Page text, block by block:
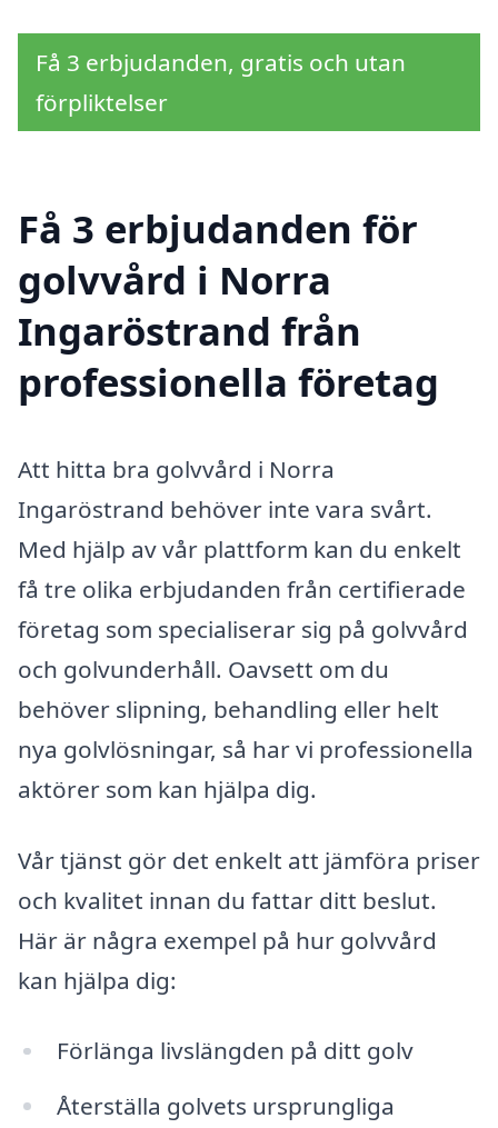
Få 3 erbjudanden, gratis och utan
förpliktelser
Få 3 erbjudanden för
golvvård i Norra
Ingaröstrand från
professionella företag
Att hitta bra golvvård i Norra
Ingaröstrand behöver inte vara svårt.
Med hjälp av vår plattform kan du enkelt
få tre olika erbjudanden från certifierade
företag som specialiserar sig på golvvård
och golvunderhåll. Oavsett om du
behöver slipning, behandling eller helt
nya golvlösningar, så har vi professionella
aktörer som kan hjälpa dig.
Vår tjänst gör det enkelt att jämföra priser
och kvalitet innan du fattar ditt beslut.
Här är några exempel på hur golvvård
kan hjälpa dig:
Förlänga livslängden på ditt golv
Återställa golvets ursprungliga